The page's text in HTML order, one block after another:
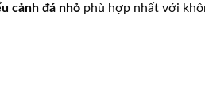
cảnh đá nhỏ phù hợp nhất với